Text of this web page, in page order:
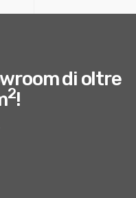
di oltre
2!